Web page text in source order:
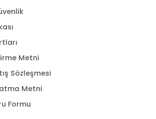
Metni
Sözleşmesi
Metni
Formu